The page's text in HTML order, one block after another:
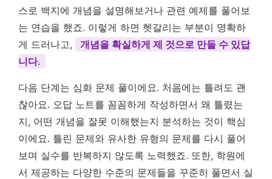
스로 백지에 개념을 설명해보거나 관련 예제를 풀어보
는 연습을 했죠. 이렇게 하면 헷갈리는 부분이 명확하
게 드러나고,
개념을 확실하게 제 것으로 만들 수 있답
니다.
다음 단계는 심화 문제 풀이에요. 처음에는 틀려도 괜
찮아요. 오답 노트를 꼼꼼하게 작성하면서 왜 틀렸는
지, 어떤 개념을 잘못 이해했는지 분석하는 것이 핵심
이에요. 틀린 문제와 유사한 유형의 문제를 다시 풀어
보며 실수를 반복하지 않도록 노력했죠. 또한, 학원에
서 제공하는 다양한 수준의 문제들을 꾸준히 풀면서 실